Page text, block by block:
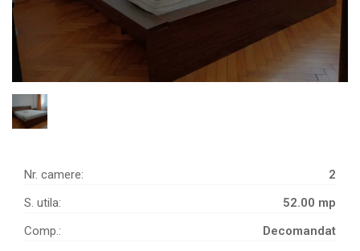
Nr. camere:
2
S. utila:
52.00 mp
Comp.:
Decomandat